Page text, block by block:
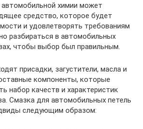
химии может
средство, которое будет
и удовлетворять требованиям
разбираться в автомобильных
чтобы выбор был правильным.
присадки, загустители, масла и
компоненты, которые
набор качеств и характеристик
Смазка для автомобильных петель
следующим образом: